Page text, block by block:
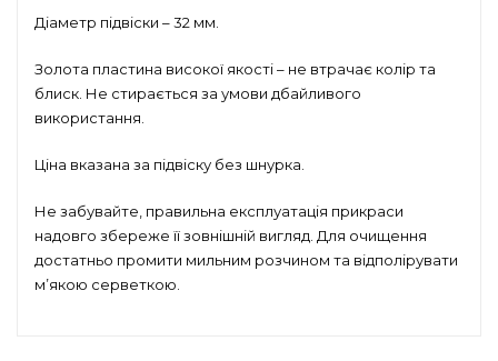
Діаметр підвіски – 32 мм.
Золота пластина високої якості – не втрачає колір та
блиск. Не стирається за умови дбайливого
використання.
Ціна вказана за підвіску без шнурка.
Не забувайте, правильна експлуатація прикраси
надовго збереже її зовнішній вигляд. Для очищення
достатньо промити мильним розчином та відполірувати
м’якою серветкою.